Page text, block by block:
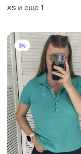
ХS и еще 1